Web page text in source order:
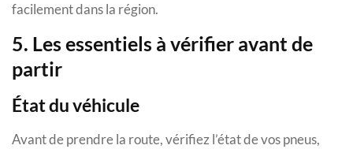
facilement dans la région.
5. Les essentiels à vérifier avant de
partir
État du véhicule
Avant de prendre la route, vérifiez l’état de vos pneus,